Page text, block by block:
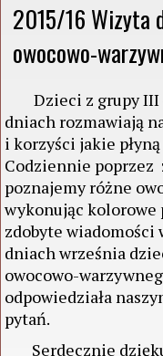
2015/16 Wizyta
owocowo-
Dzieci z grupy III
dniach rozmawiają
i korzyści jakie
Codziennie poprzez
poznajemy różne
wykonując kolorowe
zdobyte wiadomości
dniach września
owocowo-
odpowiedziała
pytań.
Serdecznie